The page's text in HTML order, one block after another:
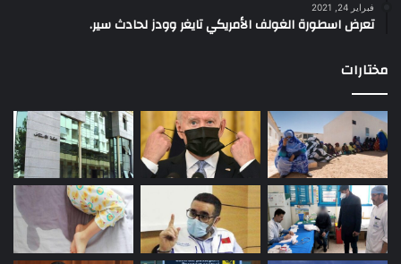
فبراير 24, 2021
تعرض اسطورة الغولف الأمريكي تايغر وودز لحادث سير.
مختارات